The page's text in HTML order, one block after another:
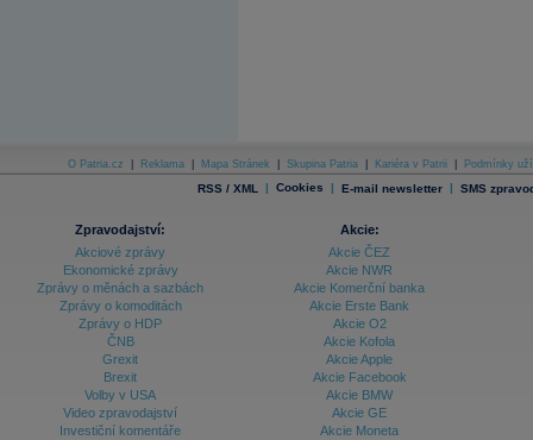
O Patria.cz Reklama Mapa Stránek Skupina Patria Kariéra v Patrii Podmínky
RSS / XML | Cookies | E-mail newsletter | SMS
Zpravodajství:
Akciové zprávy
Ekonomické zprávy
Zprávy o měnách a sazbách
Zprávy o komoditách
Zprávy o HDP
ČNB
Grexit
Brexit
Volby v USA
Video zpravodajství
Investiční komentáře
Akcie:
Akcie ČEZ
Akcie NWR
Akcie Komerční banka
Akcie Erste Bank
Akcie O2
Akcie Kofola
Akcie Apple
Akcie Facebook
Akcie BMW
Akcie GE
Akcie Moneta